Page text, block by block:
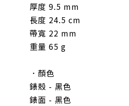
厚度 9.5 mm
長度 24.5 cm
帶寬 22 mm
重量 65 g
．顏色
錶殼 - 黑色
錶面 - 黑色